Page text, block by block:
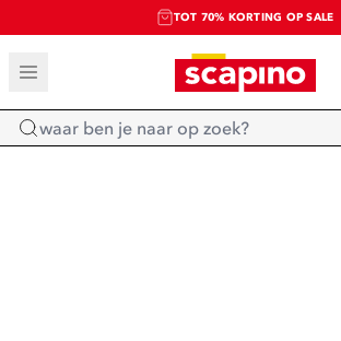
TOT 70% KORTING OP SALE
SALE: LAATSTE KANS!
SHOP NIEUW
Home